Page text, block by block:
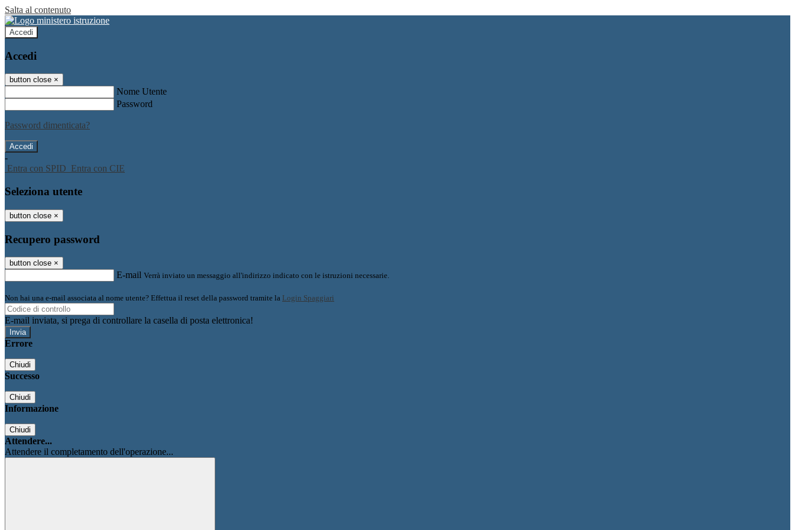
Salta al contenuto
Accedi
Accedi
button close ×
Nome Utente
Password
Password dimenticata?
-
Entra con SPID Entra con CIE
Seleziona utente
button close ×
Recupero password
button close ×
E-mail Verrà inviato un messaggio all'indirizzo indicato con le istruzioni necessarie.
Non hai una e-mail associata al nome utente? Effettua il reset della password tramite la Login Spaggiari
E-mail inviata, si prega di controllare la casella di posta elettronica!
Errore
Chiudi
Successo
Chiudi
Informazione
Chiudi
Attendere...
Attendere il completamento dell'operazione...